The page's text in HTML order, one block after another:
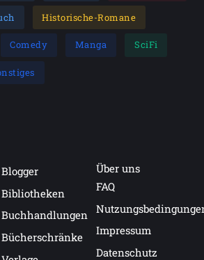
Historische-Romane
Comedy Manga SciFi
Blogger
Bibliotheken
Buchhandlungen
Bücherschränke
Über uns
FAQ
Impressum
Datenschutz